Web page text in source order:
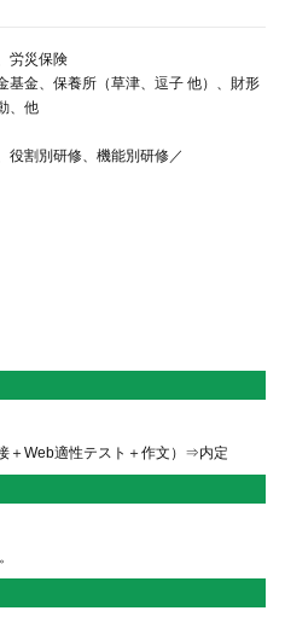
労災保険
基金、保養所（草津、逗子 他）、財形
、他
役割別研修、機能別研修／
Web適性テスト＋作⽂）⇒内定